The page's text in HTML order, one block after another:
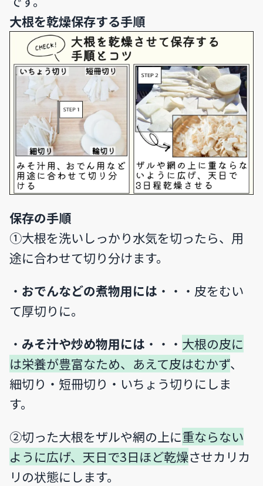
大根を乾燥保存する手順
保存の手順
①大根を洗いしっかり水気を切ったら、用
途に合わせて切り分けます。
・ おでんなどの煮物用には ・・・皮をむい
て厚切りに。
・ みそ汁や炒め物用には ・・・ 大根の皮に
は栄養が豊富なため、あえて皮はむかず、
細切り・短冊切り・いちょう切りにしま
す。
②切った大根をザルや網の上に重ならない
ように広げ、天日で3日ほど乾燥させカリカ
リの状態にします。